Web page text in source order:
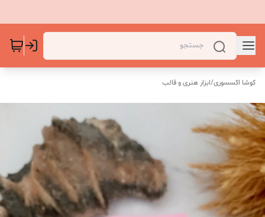
کوشا اکسسوری/ابزار هنری و قالب